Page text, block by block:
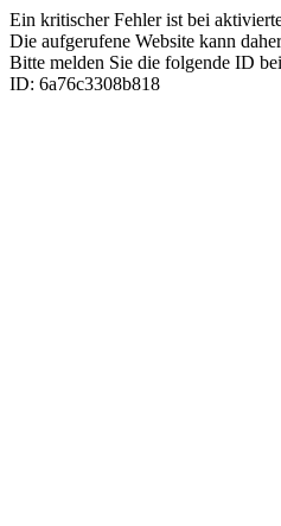
Ein kritischer Fehler ist bei
Die aufgerufene Website kann
Bitte melden Sie die folgende ID
ID: 6a76c3308b818